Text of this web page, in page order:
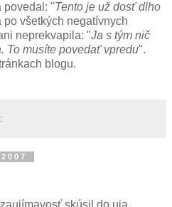
povedal: "Tento je už dosť dlho
všetkých negatívnych
neprekvapila: "Ja s tým nič
To musíte povedať vpredu".
blogu.